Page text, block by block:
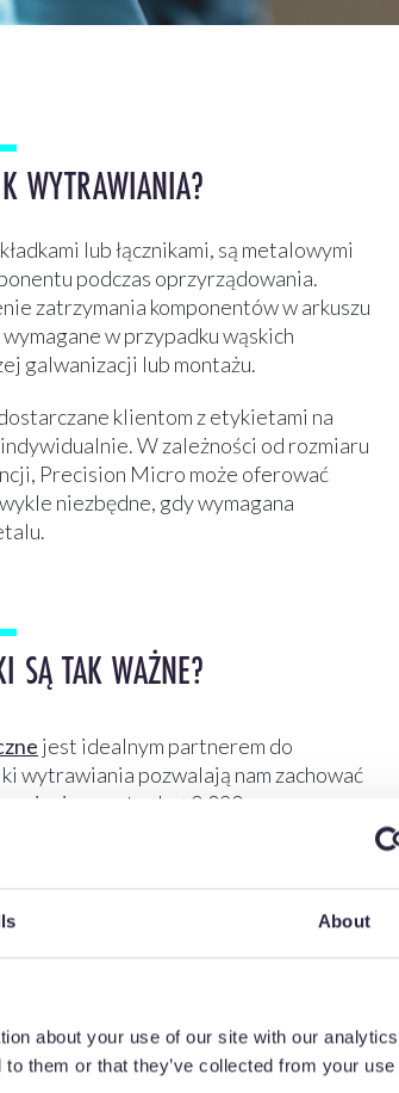
About
about your use of our site with our
them or that they’ve collected from your
WYTRAWIANIA?
lub łącznikami, są metalowymi
podczas oprzyrządowania.
zatrzymania komponentów w arkuszu
w przypadku wąskich
galwanizacji lub montażu.
klientom z etykietami na
W zależności od rozmiaru
Precision Micro może oferować
niezbędne, gdy wymagana
SĄ TAK WAŻNE?
jest idealnym partnerem do
wytrawiania pozwalają nam zachować
często do ±0,020 mm w
marszczeniu (w przypadku cienkich
wykończenia powierzchni.
arkusze mogą być również
to świetna opcja dla większych
lub wykończenia po